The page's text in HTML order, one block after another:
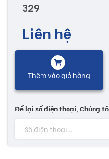
Gạch trang trí kích thước
xương gạch cứng, có độ
lực của sản phẩm. Chống
nước nhanh giữ sản phẩm
Nhiều mẫu mã với màu sắc
thêm nhiều sự lựa chọn tùy
Các sản phẩm trang trí được
gian kiến trúc như phòng
329
Liên hệ
Thêm vào giỏ hàng
Để lại số điện thoại, Chúng